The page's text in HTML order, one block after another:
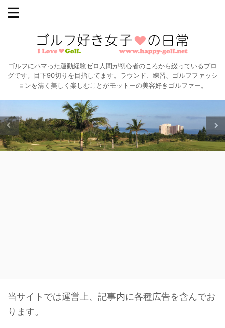
ゴルフにハマった運動経験ゼロ人間が初心者のころから綴っているブロ
グです。目下90切りを目指してます。ラウンド、練習、ゴルフファッシ
ョンを清く美しく楽しむことがモットーの美容好きゴルファー。
当サイトでは運営上、記事内に各種広告を含んでお
ります。